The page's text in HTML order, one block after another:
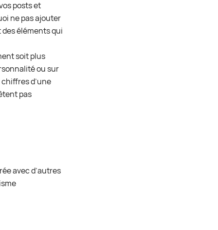
posts et
ne pas ajouter
des éléments qui
soit plus
ou sur
d’une
pas
avec d’autres